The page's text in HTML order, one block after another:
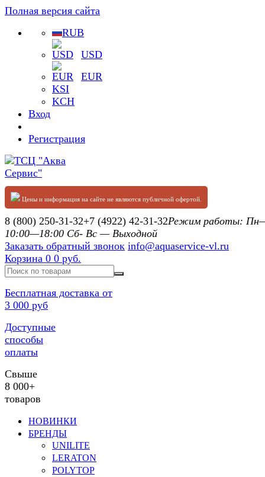
Полная версия сайта
RUB
USD
EUR
KSI
KCH
Вход
Регистрация
Цены и информация на сайте не являются публичной офертой.
8 (800) 250-31-32+7 (4922) 42-31-32Режим работы:
10:00—18:00 Сб- Вс — Выходной
Заказать обратный звонок info@aquaservice-vl.ru
Корзина 0 0 руб.
Бесплатная доставка от
3 000 руб
Доступные
способы
оплаты
Свыше
8 000+
товаров
НОВИНКИ
БРЕНДЫ
UNILITE
LERATON
POLYTOP